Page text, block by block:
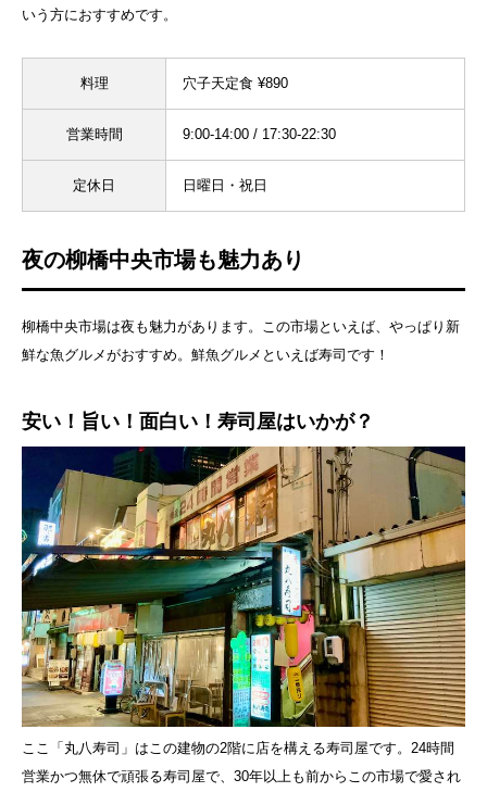
いう方におすすめです。
料理 穴子天定食 ¥890
営業時間 9:00-14:00 / 17:30-22:30
定休日 日曜日・祝日
夜の柳橋中央市場も魅力あり
柳橋中央市場は夜も魅力があります。この市場といえば、やっぱり新
鮮な魚グルメがおすすめ。鮮魚グルメといえば寿司です！
安い！旨い！面白い！寿司屋はいかが？
ここ「丸八寿司」はこの建物の2階に店を構える寿司屋です。24時間
営業かつ無休で頑張る寿司屋で、30年以上も前からこの市場で愛され